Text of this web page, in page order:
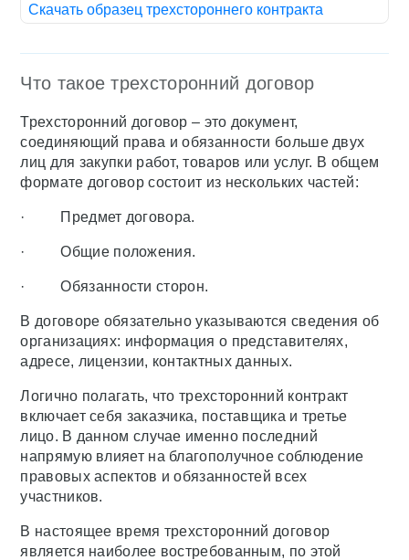
Скачать образец трехстороннего контракта
Что такое трехсторонний договор
Трехсторонний договор – это документ,
соединяющий права и обязанности больше двух
лиц для закупки работ, товаров или услуг. В общем
формате договор состоит из нескольких частей:
· Предмет договора.
· Общие положения.
· Обязанности сторон.
В договоре обязательно указываются сведения об
организациях: информация о представителях,
адресе, лицензии, контактных данных.
Логично полагать, что трехсторонний контракт
включает себя заказчика, поставщика и третье
лицо. В данном случае именно последний
напрямую влияет на благополучное соблюдение
правовых аспектов и обязанностей всех
участников.
В настоящее время трехсторонний договор
является наиболее востребованным, по этой